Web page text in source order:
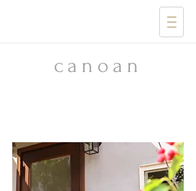
​canoan